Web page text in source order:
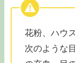
花粉、ハウ
次のような